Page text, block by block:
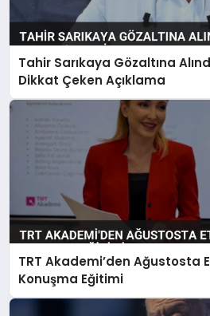
Tahir Sarıkaya Gözaltına
Dikkat Çeken Açıklama
TRT Akademi’den Ağustosta
Konuşma Eğitimi